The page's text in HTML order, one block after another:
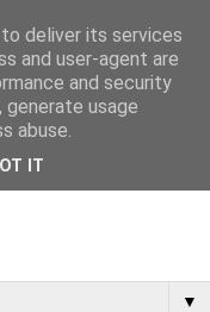
▼
deliver its services
and user-agent are
and security
usage
abuse.
IT